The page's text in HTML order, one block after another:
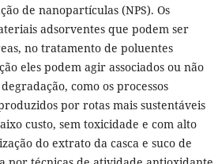
de nanopartículas (NPS). Os
adsorventes que podem ser
no tratamento de poluentes
eles podem agir associados ou não
como os processos
por rotas mais sustentáveis
custo, sem toxicidade e com alto
do extrato da casca e suco de